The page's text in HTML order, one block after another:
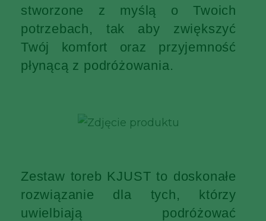
stworzone z myślą o Twoich
potrzebach, tak aby zwiększyć
Twój komfort oraz przyjemność
płynącą z podróżowania.
Zestaw toreb KJUST to doskonałe
rozwiązanie dla tych, którzy
uwielbiają podróżować